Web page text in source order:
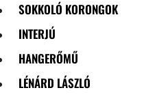
SOKKOLÓ KORONGOK
INTERJÚ
HANGERŐMŰ
LÉNÁRD LÁSZLÓ